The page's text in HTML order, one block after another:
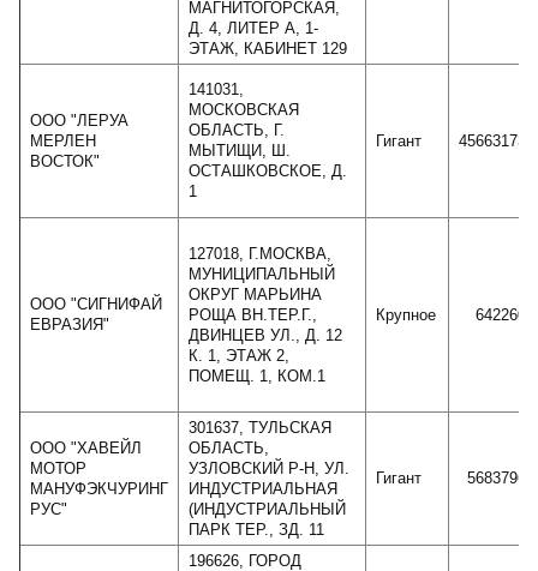
МАГНИТОГОРСКАЯ,
Д. 4, ЛИТЕР А, 1-
ЭТАЖ, КАБИНЕТ 129
ООО "ЛЕРУА
МЕРЛЕН
ВОСТОК"
141031,
МОСКОВСКАЯ
ОБЛАСТЬ, Г.
МЫТИЩИ, Ш.
ОСТАШКОВСКОЕ, Д.
1
Гигант 456631733
ООО "СИГНИФАЙ
ЕВРАЗИЯ"
127018, Г.МОСКВА,
МУНИЦИПАЛЬНЫЙ
ОКРУГ МАРЬИНА
РОЩА ВН.ТЕР.Г.,
ДВИНЦЕВ УЛ., Д. 12
К. 1, ЭТАЖ 2,
ПОМЕЩ. 1, КОМ.1
Крупное 6422601
ООО "ХАВЕЙЛ
МОТОР
МАНУФЭКЧУРИНГ
РУС"
301637, ТУЛЬСКАЯ
ОБЛАСТЬ,
УЗЛОВСКИЙ Р-Н, УЛ.
ИНДУСТРИАЛЬНАЯ
(ИНДУСТРИАЛЬНЫЙ
ПАРК ТЕР., ЗД. 11
Гигант 56837966
196626, ГОРОД